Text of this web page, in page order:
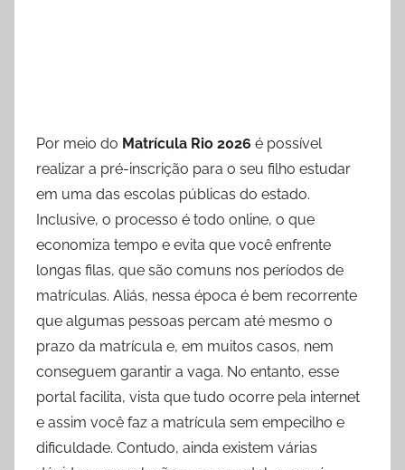
Por meio do Matrícula Rio 2026 é possível
realizar a pré-inscrição para o seu filho estudar
em uma das escolas públicas do estado.
Inclusive, o processo é todo online, o que
economiza tempo e evita que você enfrente
longas filas, que são comuns nos períodos de
matrículas. Aliás, nessa época é bem recorrente
que algumas pessoas percam até mesmo o
prazo da matrícula e, em muitos casos, nem
conseguem garantir a vaga. No entanto, esse
portal facilita, vista que tudo ocorre pela internet
e assim você faz a matrícula sem empecilho e
dificuldade. Contudo, ainda existem várias